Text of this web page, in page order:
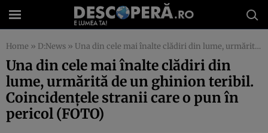
Home » D:News » Una din cele mai înalte clădiri din lume, urmărită de un ghinion teribil. Coincidenţele stranii care o pun în pericol (FOTO)
Una din cele mai înalte clădiri din
lume, urmărită de un ghinion teribil.
Coincidenţele stranii care o pun în
pericol (FOTO)